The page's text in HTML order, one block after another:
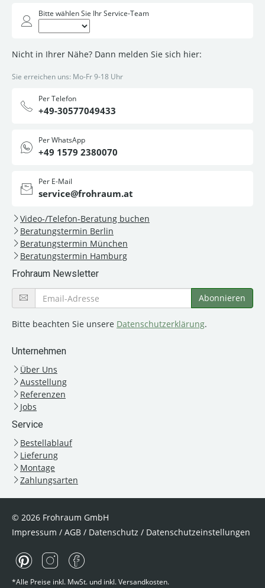
Bitte wählen Sie Ihr Service-Team
Nicht in Ihrer Nähe? Dann melden Sie sich hier:
Sie erreichen uns: Mo-Fr 9-18 Uhr
Per Telefon
+49-30577049433
Per WhatsApp
+49 1579 2380070
Per E-Mail
service@frohraum.at
Video-/Telefon-Beratung buchen
Beratungstermin Berlin
Beratungstermin München
Beratungstermin Hamburg
Frohraum Newsletter
Bitte beachten Sie unsere Datenschutzerklärung.
Unternehmen
Über Uns
Ausstellung
Referenzen
Jobs
Service
Bestellablauf
Lieferung
Montage
Zahlungsarten
© 2026 Frohraum GmbH
Impressum / AGB / Datenschutz / Datenschutzeinstellungen
*Alle Preise inkl. MwSt. und inkl. Versandkosten.